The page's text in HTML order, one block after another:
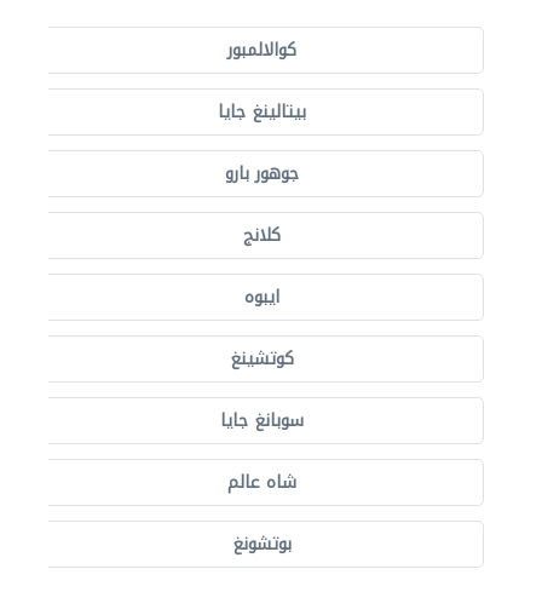
كوالالمبور
بيتالينغ جايا
جوهور بارو
كلانج
ايبوه
كوتشينغ
سوبانغ جايا
شاه عالم
بوتشونغ